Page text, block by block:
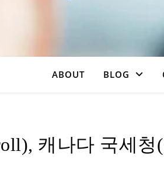
ABOUT BLOG
캐나다 국세